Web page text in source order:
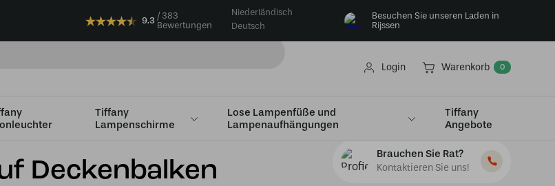
9.3
383
Bewertungen
Niederländisch
Deutsch
Besuchen Sie unseren Laden in
Rijssen
Login Warenkorb 0
Tiffany
Lampenschirme
Lose Lampenfüße und
Lampenaufhängungen
Tiffany
Angebote
Deckenbalken
Brauchen Sie Rat?
Kontaktieren Sie uns!